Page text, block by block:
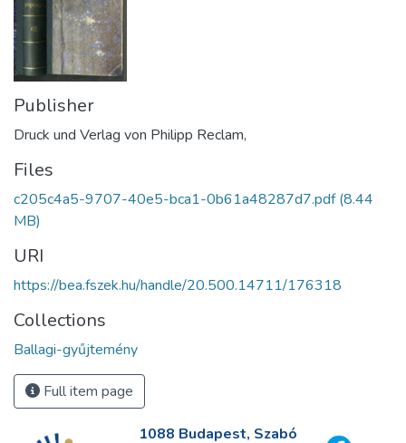
Publisher
Druck und Verlag von Philipp Reclam,
Files
c205c4a5-9707-40e5-bca1-0b61a48287d7.pdf(8.44
MB)
URI
https://bea.fszek.hu/handle/20.500.14711/176318
Collections
Ballagi-gyűjtemény
Full item page
1088 Budapest, Szabó